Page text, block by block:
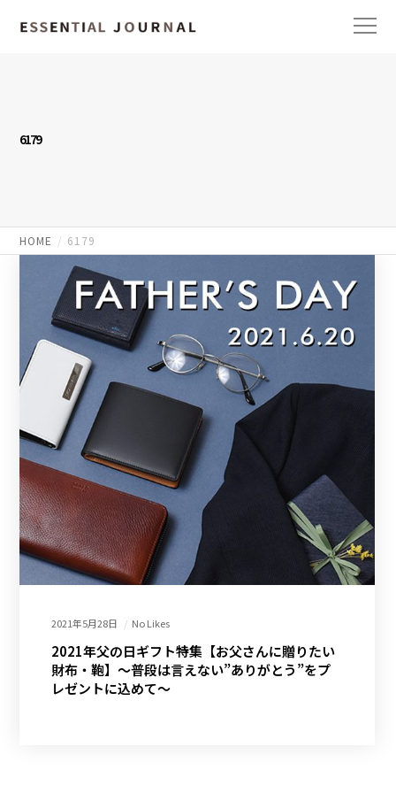
6179
HOME 6179
2021年5月28日 No Likes
2021年父の日ギフト特集【お父さんに贈りたい
財布・鞄】～普段は言えない”ありがとう”をプ
レゼントに込めて～